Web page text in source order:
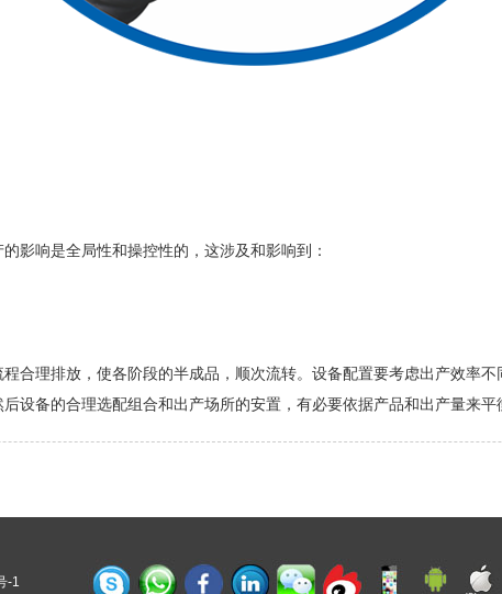
响是全局性和操控性的，这涉及和影响到：
理排放，使各阶段的半成品，顺次流转。设备配置要考虑出产效率不
设备的合理选配组合和出产场所的安置，有必要依据产品和出产量来平
-1